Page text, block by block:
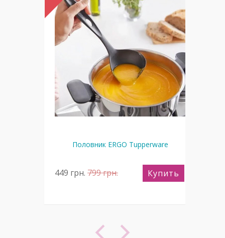
Половник ERGO Tupperware
449 грн. 799грн. Купить